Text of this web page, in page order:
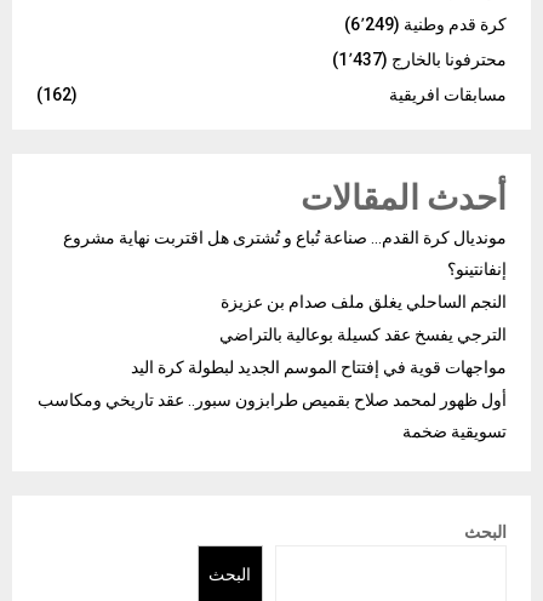
كرة قدم وطنية (6٬249)
محترفونا بالخارج (1٬437)
مسابقات افريقية
(162)
أحدث المقالات
مونديال كرة القدم… صناعة تُباع و تُشترى هل اقتربت نهاية مشروع
إنفانتينو؟
النجم الساحلي يغلق ملف صدام بن عزيزة
الترجي يفسخ عقد كسيلة بوعالية بالتراضي
مواجهات قوية في إفتتاح الموسم الجديد لبطولة كرة اليد
أول ظهور لمحمد صلاح بقميص طرابزون سبور.. عقد تاريخي ومكاسب
تسويقية ضخمة
البحث
البحث